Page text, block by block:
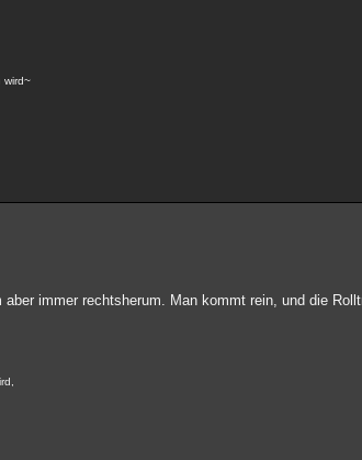
wird~
immer rechtsherum. Man kommt rein, und die